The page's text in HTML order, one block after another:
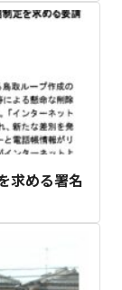
求める署名